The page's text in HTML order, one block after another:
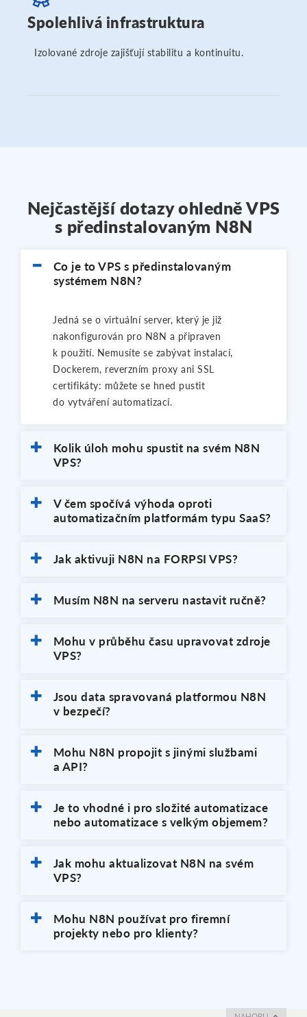
Spolehlivá infrastruktura
Izolované zdroje zajišťují stabilitu a kontinuitu.
Nejčastější dotazy ohledně VPS
s předinstalovaným N8N
Co je to VPS s předinstalovaným
systémem N8N?
Jedná se o virtuální server, který je již
nakonfigurován pro N8N a připraven
k použití. Nemusíte se zabývat instalací,
Dockerem, reverzním proxy ani SSL
certifikáty: můžete se hned pustit
do vytváření automatizací.
Kolik úloh mohu spustit na svém N8N
VPS?
V čem spočívá výhoda oproti
automatizačním platformám typu SaaS?
Jak aktivuji N8N na FORPSI VPS?
Musím N8N na serveru nastavit ručně?
Mohu v průběhu času upravovat zdroje
VPS?
Jsou data spravovaná platformou N8N
v bezpečí?
Mohu N8N propojit s jinými službami
a API?
Je to vhodné i pro složité automatizace
nebo automatizace s velkým objemem?
Jak mohu aktualizovat N8N na svém
VPS?
Mohu N8N používat pro firemní
projekty nebo pro klienty?